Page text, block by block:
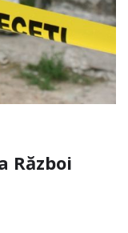
Război